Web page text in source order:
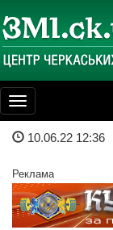
Toggle
navigation
10.06.22 12:36
Реклама